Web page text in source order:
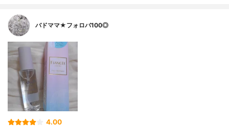
バドママ★フォロバ100◎
4.00